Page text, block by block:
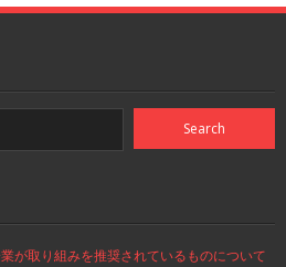
が取り組みを推奨されているものについて